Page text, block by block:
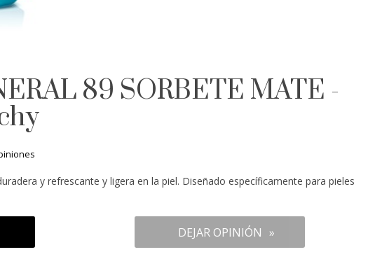
89 SORBETE MATE -
y refrescante y ligera en la piel. Diseñado específicamente para pieles
DEJAR OPINIÓN